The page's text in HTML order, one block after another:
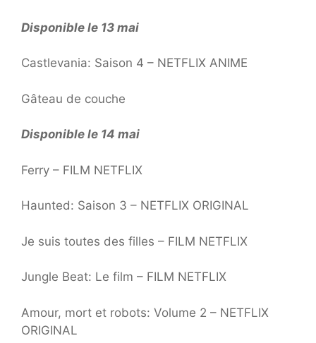
Disponible le 13 mai
Castlevania: Saison 4 – NETFLIX ANIME
Gâteau de couche
Disponible le 14 mai
Ferry – FILM NETFLIX
Haunted: Saison 3 – NETFLIX ORIGINAL
Je suis toutes des filles – FILM NETFLIX
Jungle Beat: Le film – FILM NETFLIX
Amour, mort et robots: Volume 2 – NETFLIX
ORIGINAL